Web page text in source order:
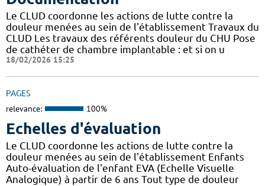
Le CLUD coordonne les actions de lutte contre la
douleur menées au sein de l'établissement Travaux du
CLUD Les travaux des référents douleur du CHU Pose
de cathéter de chambre implantable : et si on u
18/02/2026 15:25
PAGES
relevance: 100%
Echelles d'évaluation
Le CLUD coordonne les actions de lutte contre la
douleur menées au sein de l'établissement Enfants
Auto-évaluation de l'enfant EVA (Echelle Visuelle
Analogique) à partir de 6 ans Tout type de douleur